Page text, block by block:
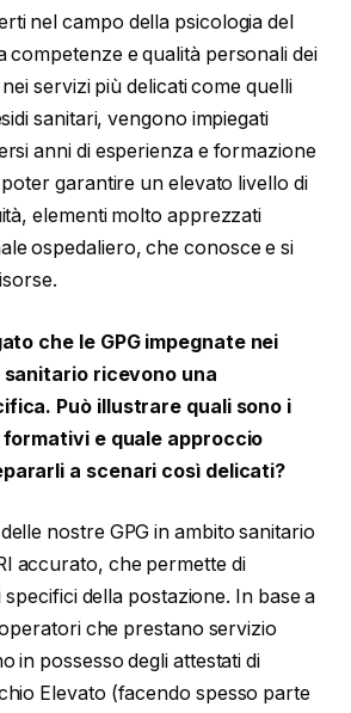
nel campo della psicologia del
competenze e qualità personali dei
servizi più delicati come quelli
sanitari, vengono impiegati
anni di esperienza e formazione
garantire un elevato livello di
elementi molto apprezzati
ospedaliero, che conosce e si
che le GPG impegnate nei
ricevono una
Può illustrare quali sono i
e quale approccio
a scenari così delicati?
nostre GPG in ambito sanitario
accurato, che permette di
della postazione. In base a
che prestano servizio
in possesso degli attestati di
Elevato (facendo spesso parte